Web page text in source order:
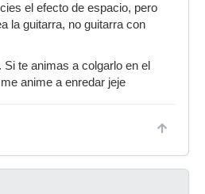
el efecto de espacio, pero
la guitarra, no guitarra con
te animas a colgarlo en el
anime a enredar jeje